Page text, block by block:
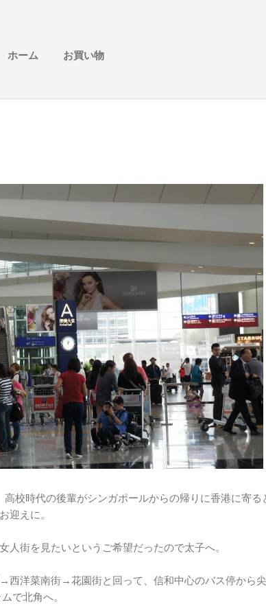
ホーム お買い物
校時代の後輩がシンガポールからの帰りに香港に寄る
迎えに。
人街を見たいというご希望だったので太子へ。
洋菜南街→花園街と回って、信和中心のバス停から尖
で北角へ。